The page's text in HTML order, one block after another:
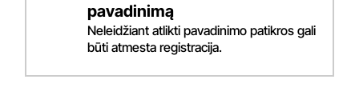
pavadinimą
Neleidžiant atlikti pavadinimo patikros gali
būti atmesta registracija.